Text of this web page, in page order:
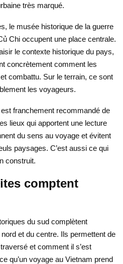
très marqué.
le musée historique de la guerre
Chi occupent une place centrale.
le contexte historique du pays,
concrètement comment les
combattu. Sur le terrain, ce sont
les voyageurs.
est franchement recommandé de
lieux qui apportent une lecture
du sens au voyage et évitent
paysages. C’est aussi ce qui
construit.
comptent
du sud complètent
et du centre. Ils permettent de
et comment il s’est
qu’un voyage au Vietnam prend